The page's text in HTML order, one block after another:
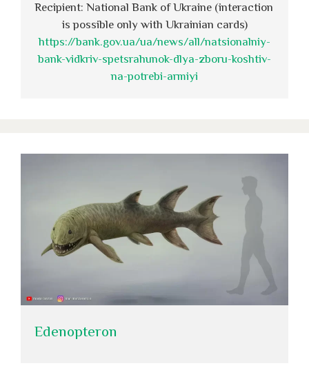
Recipient: National Bank of Ukraine (interaction
is possible only with Ukrainian cards)
https://bank.gov.ua/ua/news/all/natsionalniy-
bank-vidkriv-spetsrahunok-dlya-zboru-koshtiv-
na-potrebi-armiyi
Edenopteron